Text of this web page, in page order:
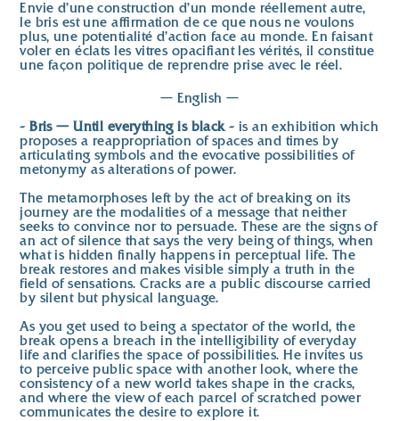
Envie d’une construction d’un monde réellement autre,
le bris est une affirmation de ce que nous ne voulons
plus, une potentialité d’action face au monde. En faisant
voler en éclats les vitres opacifiant les vérités, il constitue
une façon politique de reprendre prise avec le réel.
— English —
- Bris — Until everything is black -is an exhibition which
proposes a reappropriation of spaces and times by
articulating symbols and the evocative possibilities of
metonymy as alterations of power.
The metamorphoses left by the act of breaking on its
journey are the modalities of a message that neither
seeks to convince nor to persuade. These are the signs of
an act of silence that says the very being of things, when
what is hidden finally happens in perceptual life. The
break restores and makes visible simply a truth in the
field of sensations. Cracks are a public discourse carried
by silent but physical language.
As you get used to being a spectator of the world, the
break opens a breach in the intelligibility of everyday
life and clarifies the space of possibilities. He invites us
to perceive public space with another look, where the
consistency of a new world takes shape in the cracks,
and where the view of each parcel of scratched power
communicates the desire to explore it.